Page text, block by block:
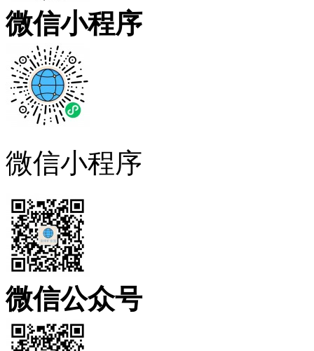
微信小程序
微信小程序
微信公众号